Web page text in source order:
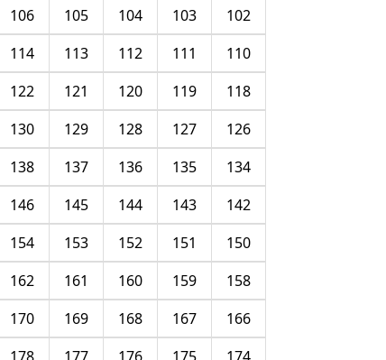
102
103
104
105
106
110
111
112
113
114
118
119
120
121
122
126
127
128
129
130
134
135
136
137
138
142
143
144
145
146
150
151
152
153
154
158
159
160
161
162
166
167
168
169
170